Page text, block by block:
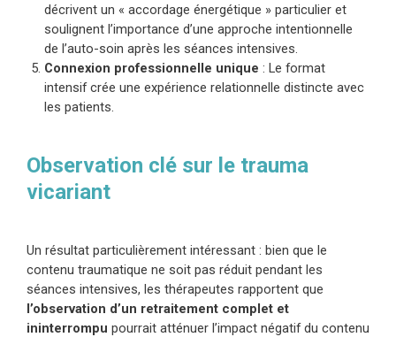
décrivent un « accordage énergétique » particulier et
soulignent l’importance d’une approche intentionnelle
de l’auto-soin après les séances intensives.
Connexion professionnelle unique : Le format
intensif crée une expérience relationnelle distincte avec
les patients.
Observation clé sur le trauma
vicariant
Un résultat particulièrement intéressant : bien que le
contenu traumatique ne soit pas réduit pendant les
séances intensives, les thérapeutes rapportent que
l’observation d’un retraitement complet et
ininterrompu pourrait atténuer l’impact négatif du contenu